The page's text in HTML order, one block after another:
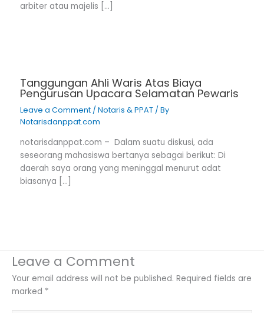
arbiter atau majelis […]
Tanggungan Ahli Waris Atas Biaya
Pengurusan Upacara Selamatan Pewaris
Leave a Comment /Notaris & PPAT / By
Notarisdanppat.com
notarisdanppat.com – Dalam suatu diskusi, ada
seseorang mahasiswa bertanya sebagai berikut: Di
daerah saya orang yang meninggal menurut adat
biasanya […]
Leave a Comment
Your email address will not be published. Required fields are
marked *